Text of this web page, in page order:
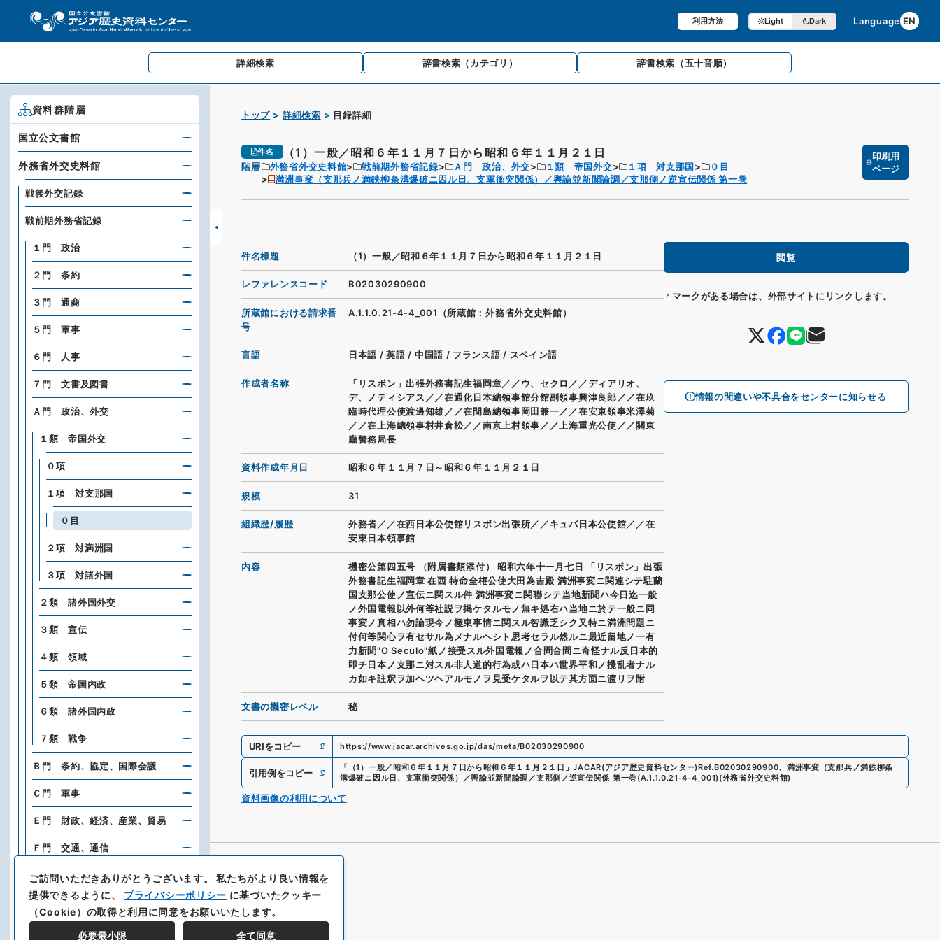
利用方法 Light Dark Language EN
詳細検索 辞書検索 （カテゴリ） 辞書検索 （五十音順）
トップ 詳細検索 目録詳細
件名 （1）一般／昭和６年１１月７日から昭和６年１１月２１日
階層 外務省外交史料館 戦前期外務省記録 Ａ門 政治、外交 １類 帝国外交 １項 対支那国
０目
満洲事変（支那兵ノ満鉄柳条溝爆破ニ因ル日、支軍衝突関係）／輿論並新聞論調／支那側ノ逆宣伝関係 第一巻
印刷用
ページ
閲覧
マークがある場合は、外部サイトにリンクします。
情報の間違いや不具合をセンターに知らせる
件名標題 （1）一般／昭和６年１１月７日から昭和６年１１月２１日
レファレンスコード B02030290900
所蔵館における請求番
号
A.1.1.0.21-4-4_001（所蔵館：外務省外交史料館）
言語 日本語 / 英語 / 中国語 / フランス語 / スペイン語
作成者名称
「リスボン」出張外務書記生福岡章／／ウ、セクロ／／ディアリオ、
デ、ノティシアス／／在通化日本總領事館分館副領事興津良郎／／在玖
臨時代理公使渡邊知雄／／在間島總領事岡田兼一／／在安東領事米澤菊
／／在上海總領事村井倉松／／南京上村領事／／上海重光公使／／關東
廳警務局長
資料作成年月日 昭和６年１１月７日～昭和６年１１月２１日
規模 31
組織歴/履歴
外務省／／在西日本公使館リスボン出張所／／キュバ日本公使館／／在
安東日本領事館
内容
機密公第四五号 （附属書類添付） 昭和六年十一月七日 「リスボン」出張
外務書記生福岡章 在西 特命全権公使大田為吉殿 満洲事変ニ関連シテ駐蘭
国支那公使ノ宣伝ニ関スル件 満洲事変ニ関聯シテ当地新聞ハ今日迄一般
ノ外国電報以外何等社説ヲ掲ケタルモノ無キ処右ハ当地ニ於テ一般ニ同
事変ノ真相ハ勿論現今ノ極東事情ニ関スル智識乏シク又特ニ満洲問題ニ
付何等関心ヲ有セサル為メナルヘシト思考セラル然ルニ最近留地ノ一有
力新聞"O Seculo"紙ノ接受スル外国電報ノ合問合間ニ奇怪ナル反日本的
即チ日本ノ支那ニ対スル非人道的行為或ハ日本ハ世界平和ノ攪乱者ナル
カ如キ註釈ヲ加ヘツヘアルモノヲ見受ケタルヲ以テ其方面ニ渡リヲ附
文書の機密レベル 秘
URIをコピー https://www.jacar.archives.go.jp/das/meta/B02030290900
引用例をコピー 「 （1）一般／昭和６年１１月７日から昭和６年１１月２１日 」JACAR(アジア歴史資料センター)Ref.B02030290900、 満洲事変（支那兵ノ満鉄柳条
溝爆破ニ因ル日、支軍衝突関係）／輿論並新聞論調／支那側ノ逆宣伝関係 第一巻(A.1.1.0.21-4-4_001)(外務省外交史料館)
資料画像の利用について
資料群階層
国立公文書館
外務省外交史料館
戦後外交記録
戦前期外務省記録
１門 政治
２門 条約
３門 通商
５門 軍事
６門 人事
７門 文書及図書
Ａ門 政治、外交
１類 帝国外交
０項
１項 対支那国
０目
２項 対満洲国
３項 対諸外国
２類 諸外国外交
３類 宣伝
４類 領域
５類 帝国内政
６類 諸外国内政
７類 戦争
Ｂ門 条約、協定、国際会議
Ｃ門 軍事
Ｅ門 財政、経済、産業、貿易
Ｆ門 交通、通信
Ｇ門 都市、港湾、土木、建築、
Ｈ門 東方文化事業
ご訪問いただきありがとうございます。私たちがより良い情報を
提供できるように、 プライバシーポリシー に基づいたクッキー
（Cookie）の取得と利用に同意をお願いいたします。
必要最小限 全て同意